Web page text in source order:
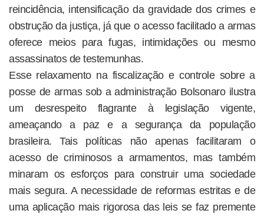
reincidência, intensificação da gravidade dos crimes e
obstrução da justiça, já que o acesso facilitado a armas
oferece meios para fugas, intimidações ou mesmo
assassinatos de testemunhas.
Esse relaxamento na fiscalização e controle sobre a
posse de armas sob a administração Bolsonaro ilustra
um desrespeito flagrante à legislação vigente,
ameaçando a paz e a segurança da população
brasileira. Tais políticas não apenas facilitaram o
acesso de criminosos a armamentos, mas também
minaram os esforços para construir uma sociedade
mais segura. A necessidade de reformas estritas e de
uma aplicação mais rigorosa das leis se faz premente